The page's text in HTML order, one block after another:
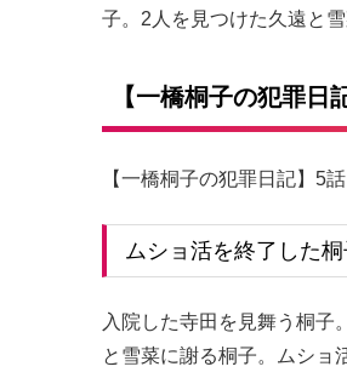
子。2人を見つけた久遠と雪
【一橋桐子の犯罪日
【一橋桐子の犯罪日記】5
ムショ活を終了した
入院した寺田を見舞う桐子
と雪菜に謝る桐子。ムショ